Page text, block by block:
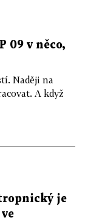
09 v něco,
Naději na
A když
je